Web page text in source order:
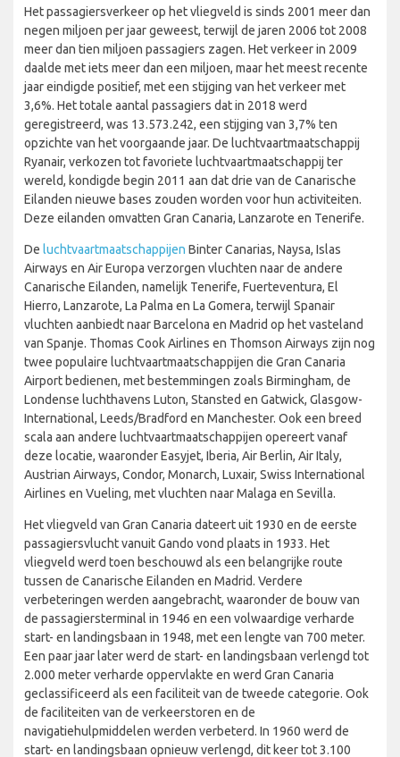
Het passagiersverkeer op het vliegveld is sinds 2001 meer dan
negen miljoen per jaar geweest, terwijl de jaren 2006 tot 2008
meer dan tien miljoen passagiers zagen. Het verkeer in 2009
daalde met iets meer dan een miljoen, maar het meest recente
jaar eindigde positief, met een stijging van het verkeer met
3,6%. Het totale aantal passagiers dat in 2018 werd
geregistreerd, was 13.573.242, een stijging van 3,7% ten
opzichte van het voorgaande jaar. De luchtvaartmaatschappij
Ryanair, verkozen tot favoriete luchtvaartmaatschappij ter
wereld, kondigde begin 2011 aan dat drie van de Canarische
Eilanden nieuwe bases zouden worden voor hun activiteiten.
Deze eilanden omvatten Gran Canaria, Lanzarote en Tenerife.
De luchtvaartmaatschappijen Binter Canarias, Naysa, Islas
Airways en Air Europa verzorgen vluchten naar de andere
Canarische Eilanden, namelijk Tenerife, Fuerteventura, El
Hierro, Lanzarote, La Palma en La Gomera, terwijl Spanair
vluchten aanbiedt naar Barcelona en Madrid op het vasteland
van Spanje. Thomas Cook Airlines en Thomson Airways zijn nog
twee populaire luchtvaartmaatschappijen die Gran Canaria
Airport bedienen, met bestemmingen zoals Birmingham, de
Londense luchthavens Luton, Stansted en Gatwick, Glasgow-
International, Leeds/Bradford en Manchester. Ook een breed
scala aan andere luchtvaartmaatschappijen opereert vanaf
deze locatie, waaronder Easyjet, Iberia, Air Berlin, Air Italy,
Austrian Airways, Condor, Monarch, Luxair, Swiss International
Airlines en Vueling, met vluchten naar Malaga en Sevilla.
Het vliegveld van Gran Canaria dateert uit 1930 en de eerste
passagiersvlucht vanuit Gando vond plaats in 1933. Het
vliegveld werd toen beschouwd als een belangrijke route
tussen de Canarische Eilanden en Madrid. Verdere
verbeteringen werden aangebracht, waaronder de bouw van
de passagiersterminal in 1946 en een volwaardige verharde
start- en landingsbaan in 1948, met een lengte van 700 meter.
Een paar jaar later werd de start- en landingsbaan verlengd tot
2.000 meter verharde oppervlakte en werd Gran Canaria
geclassificeerd als een faciliteit van de tweede categorie. Ook
de faciliteiten van de verkeerstoren en de
navigatiehulpmiddelen werden verbeterd. In 1960 werd de
start- en landingsbaan opnieuw verlengd, dit keer tot 3.100